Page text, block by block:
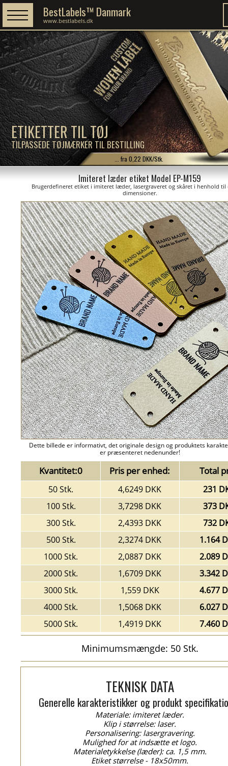
ETIKETTER TIL TØJ
TILPASSEDE TØJMÆRKER TIL BESTILLING
BestLabels™ Danmark
www.bestlabels.dk
... fra 0,22 DKK/Stk.
Imiteret læder etiket Model EP-M159
Brugerdefineret etiket i imiteret læder, lasergraveret og skåret i henhold til
dimensioner.
Dette billede er informativt, det originale design og produktets
er præsenteret nedenunder!
Kvantitet:0 Pris per enhed: Total
50 Stk. 4,6249 DKK
231
100 Stk.
3,7298 DKK
373
300 Stk.
2,4393 DKK
732
500 Stk.
2,3274 DKK
1.164
1000 Stk.
2,0887 DKK
2.089
2000 Stk.
1,6709 DKK
3.342
3000 Stk.
1,559 DKK
4.677
4000 Stk.
1,5068 DKK
6.027
5000 Stk.
1,4919 DKK 7.460
Minimumsmængde: 50 Stk.
TEKNISK DATA
Generelle karakteristikker og produkt
Materiale: imiteret læder.
Klip i størrelse: laser.
Personalisering: lasergravering.
Mulighed for at indsætte et logo.
Materialetykkelse (læder): ca. 1,5 mm.
Etiket størrelse - 18x50mm.